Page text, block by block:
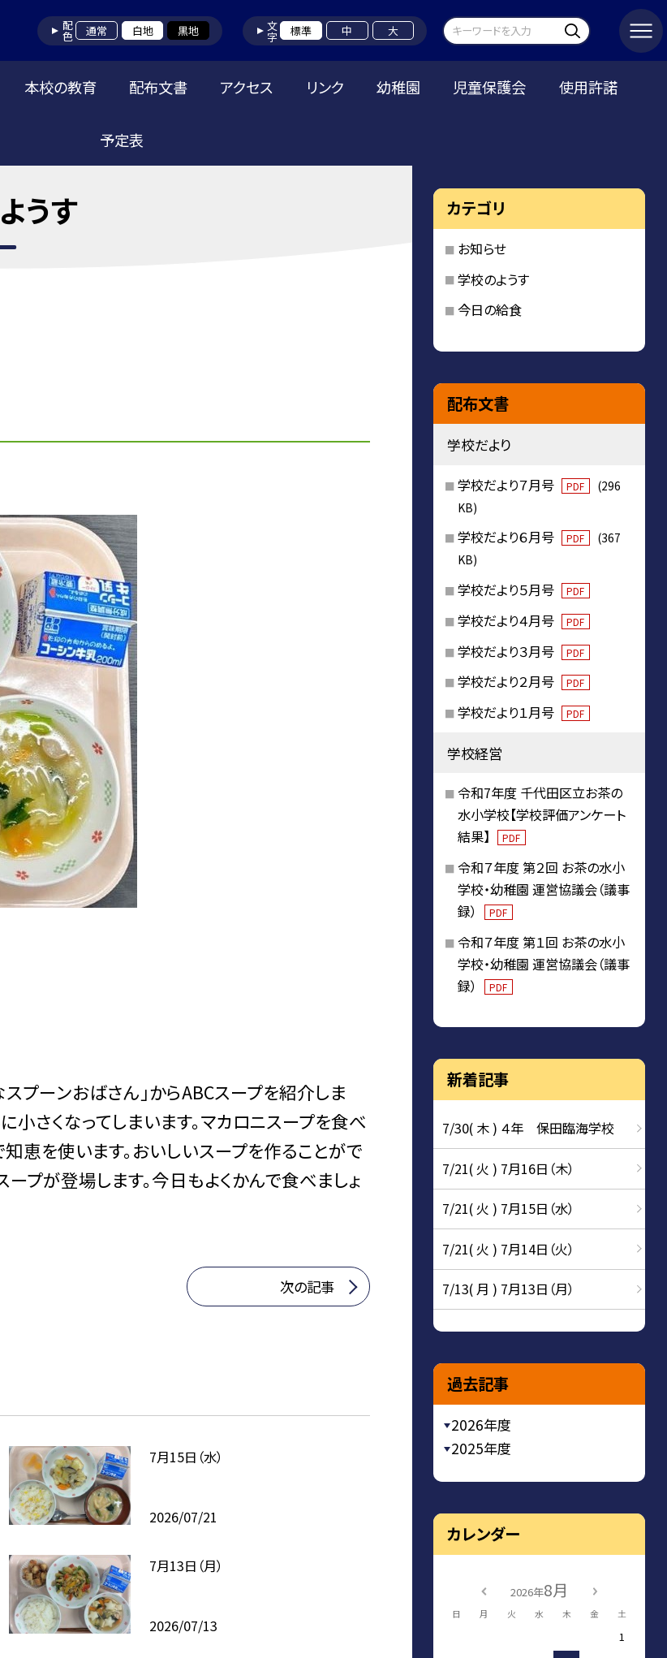
配色 通常 白地 黒地 文字 標準 中 大
本校の教育 配布文書 アクセス リンク 幼稚園 児童保護会 使用許諾
予定表
うす
スプーンおばさん」からABCスープを紹介しま
小さくなってしまいます。マカロニスープを食べ
恵を使います。おいしいスープを作ることがで
プが登場します。今日もよくかんで食べましょ
次の記事
7月15日（水）
2026/07/21
7月13日（月）
2026/07/13
カテゴリ
お知らせ
学校のようす
今日の給食
配布文書
学校だより
学校だより７月号 PDF
(296
KB)
学校だより６月号 PDF
(367
KB)
学校だより５月号 PDF
学校だより４月号 PDF
学校だより３月号 PDF
学校だより２月号 PDF
学校だより１月号 PDF
学校経営
令和7年度 千代田区立お茶の
水小学校【学校評価アンケート
結果】
PDF
令和７年度 第２回 お茶の水小
学校・幼稚園 運営協議会（議事
録）
PDF
令和７年度 第１回 お茶の水小
学校・幼稚園 運営協議会（議事
録）
PDF
新着記事
7/30( 木 ) ４年 保田臨海学校
7/21( 火 ) 7月16日（木）
7/21( 火 ) 7月15日（水）
7/21( 火 ) 7月14日（火）
7/13( 月 ) 7月13日（月）
過去記事
2026年度
2025年度
カレンダー
2026年8月
日 月 火 水 木 金 土
1